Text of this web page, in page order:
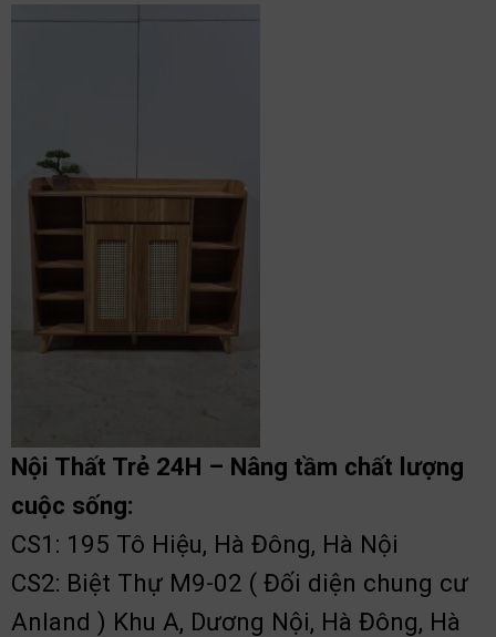
Nội Thất Trẻ 24H – Nâng tầm chất lượng
cuộc sống:
CS1: 195 Tô Hiệu, Hà Đông, Hà Nội
CS2: Biệt Thự M9-02 ( Đối diện chung cư
Anland ) Khu A, Dương Nội, Hà Đông, Hà